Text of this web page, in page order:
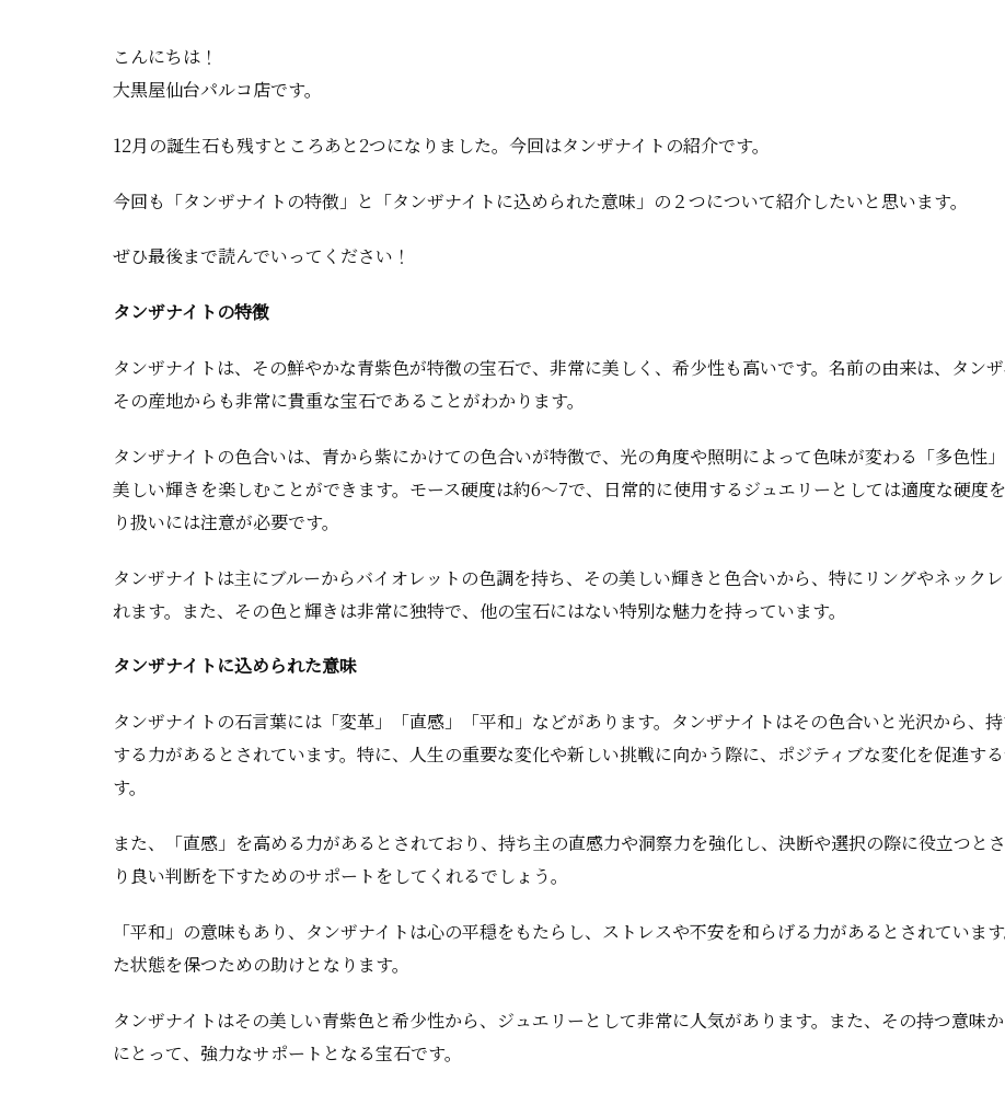
こんにちは！
大黒屋仙台パルコ店です。
12月の誕生石も残すところあと2つになりました。今回はタンザナイトの紹介です。
今回も「タンザナイトの特徴」と「タンザナイトに込められた意味」の２つについて紹介したいと思います。
ぜひ最後まで読んでいってください！
タンザナイトの特徴
タンザナイトは、その鮮やかな青紫色が特徴の宝石で、非常に美しく、希少性も高いです。名前の由来は、タン
その産地からも非常に貴重な宝石であることがわかります。
タンザナイトの色合いは、青から紫にかけての色合いが特徴で、光の角度や照明によって色味が変わる「多色性
美しい輝きを楽しむことができます。モース硬度は約6〜7で、日常的に使用するジュエリーとしては適度な硬度
り扱いには注意が必要です。
タンザナイトは主にブルーからバイオレットの色調を持ち、その美しい輝きと色合いから、特にリングやネック
れます。また、その色と輝きは非常に独特で、他の宝石にはない特別な魅力を持っています。
タンザナイトに込められた意味
タンザナイトの石言葉には「変革」「直感」「平和」などがあります。タンザナイトはその色合いと光沢から、
する力があるとされています。特に、人生の重要な変化や新しい挑戦に向かう際に、ポジティブな変化を促進す
す。
また、「直感」を高める力があるとされており、持ち主の直感力や洞察力を強化し、決断や選択の際に役立つと
り良い判断を下すためのサポートをしてくれるでしょう。
「平和」の意味もあり、タンザナイトは心の平穏をもたらし、ストレスや不安を和らげる力があるとされていま
た状態を保つための助けとなります。
タンザナイトはその美しい青紫色と希少性から、ジュエリーとして非常に人気があります。また、その持つ意味
にとって、強力なサポートとなる宝石です。